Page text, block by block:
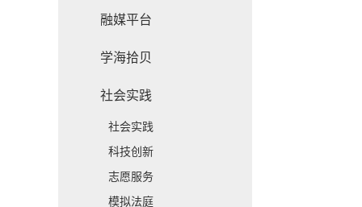
融媒平台
学海拾贝
社会实践
社会实践
科技创新
志愿服务
模拟法庭